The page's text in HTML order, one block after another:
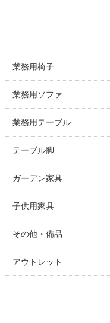
業務用椅子
業務用ソファ
業務用テーブル
テーブル脚
ガーデン家具
子供用家具
その他・備品
アウトレット